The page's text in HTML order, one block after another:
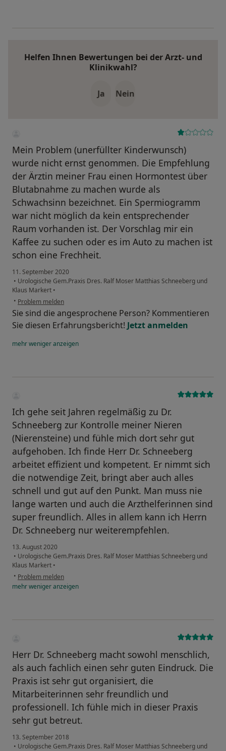
Helfen Ihnen Bewertungen bei der Arzt- und
Klinikwahl?
Ja Nein
Mein Problem (unerfüllter Kinderwunsch)
wurde nicht ernst genommen. Die Empfehlung
der Ärztin meiner Frau einen Hormontest über
Blutabnahme zu machen wurde als
Schwachsinn bezeichnet. Ein Spermiogramm
war nicht möglich da kein entsprechender
Raum vorhanden ist. Der Vorschlag mir ein
Kaffee zu suchen oder es im Auto zu machen ist
schon eine Frechheit.
11. September 2020
• Urologische Gem.Praxis Dres. Ralf Moser Matthias Schneeberg und
Klaus Markert •
• Problem melden
Sie sind die angesprochene Person? Kommentieren
Sie diesen Erfahrungsbericht! Jetzt anmelden
mehrwenigeranzeigen
Ich gehe seit Jahren regelmäßig zu Dr.
Schneeberg zur Kontrolle meiner Nieren
(Nierensteine) und fühle mich dort sehr gut
aufgehoben. Ich finde Herr Dr. Schneeberg
arbeitet effizient und kompetent. Er nimmt sich
die notwendige Zeit, bringt aber auch alles
schnell und gut auf den Punkt. Man muss nie
lange warten und auch die Arzthelferinnen sind
super freundlich. Alles in allem kann ich Herrn
Dr. Schneeberg nur weiterempfehlen.
13. August 2020
• Urologische Gem.Praxis Dres. Ralf Moser Matthias Schneeberg und
Klaus Markert •
• Problem melden
mehrwenigeranzeigen
Herr Dr. Schneeberg macht sowohl menschlich,
als auch fachlich einen sehr guten Eindruck. Die
Praxis ist sehr gut organisiert, die
Mitarbeiterinnen sehr freundlich und
professionell. Ich fühle mich in dieser Praxis
sehr gut betreut.
13. September 2018
• Urologische Gem.Praxis Dres. Ralf Moser Matthias Schneeberg und